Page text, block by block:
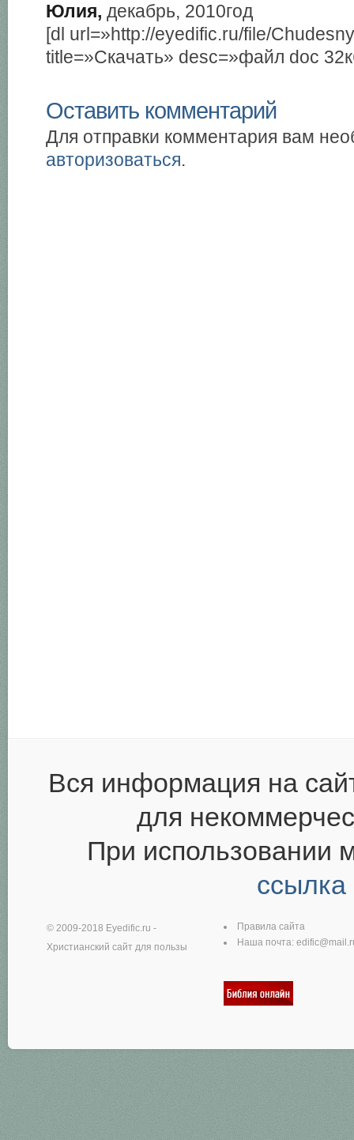
Юлия, декабрь, 2010год
[dl url=»http://eyedific.ru/file/
title=»Скачать» desc=»файл doc
Оставить комментарий
Для отправки комментария вам
авторизоваться.
Вся информация на
для
При использовании
ссылка
© 2009-2018 Eyedific.ru -
Христианский сайт для пользы
Правила сайта
Наша почта: